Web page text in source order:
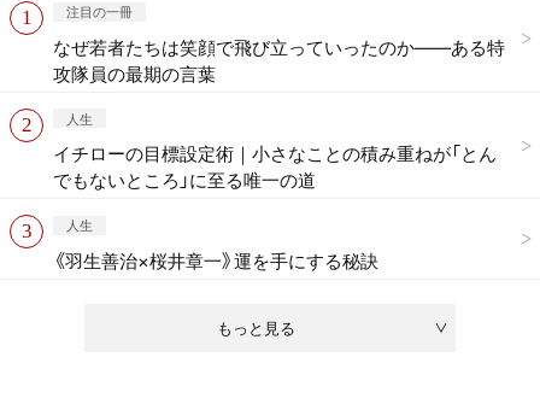
もっと見る
注目の一冊
なぜ若者たちは笑顔で飛び立っていったのか——ある特
攻隊員の最期の言葉
人生
イチローの目標設定術｜小さなことの積み重ねが「とん
でもないところ」に至る唯一の道
人生
《羽生善治×桜井章一》運を手にする秘訣